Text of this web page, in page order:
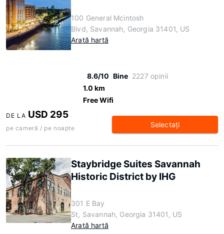
100 General Mcintosh
Blvd, Savannah, Georgia 31401, US
Arată hartă
8.6/10 Bine 2227 opinii
1.0 km
Free Wifi
DE LA USD 295
pe cameră / pe noapte Selectaţi
Staybridge Suites Savannah
Historic District by IHG
301 E Bay
St, Savannah, Georgia 31401, US
Arată hartă